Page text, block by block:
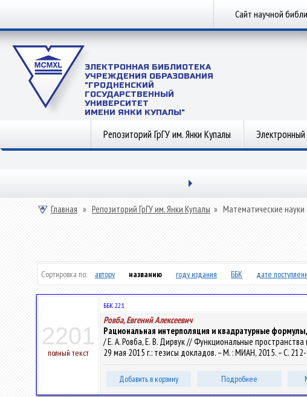
Сайт научной
ЭЛЕКТРОННАЯ БИБЛИОТЕКА
УЧРЕЖДЕНИЯ ОБРАЗОВАНИЯ
"ГРОДНЕНСКИЙ
ГОСУДАРСТВЕННЫЙ
УНИВЕРСИТЕТ
ИМЕНИ ЯНКИ КУПАЛЫ"
Репозиторий ГрГУ им. Янки Купалы Электронный
Главная » Репозиторий ГрГУ им. Янки Купалы » Математические науки
Сортировка по: автору названию году издания ББК дате
2201
полный текст
ББК 22.1
Ровба, Евгений Алексеевич
Рациональная интерполяция и квадратурные
/ Е. А. Ровба, Е. В. Дирвук // Функциональные
29 мая 2015 г.: тезисы докладов. – М. : МИАН, 2015. – С.
Добавить в корзину Подробнее